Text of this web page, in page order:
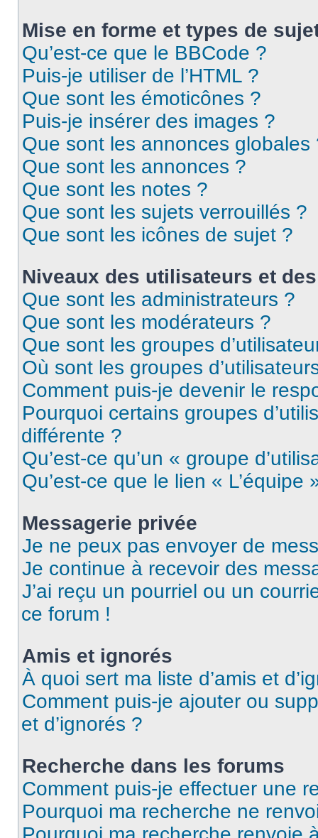
Mise en forme et types de
Qu’est-ce que le BBCode ?
Puis-je utiliser de l’HTML ?
Que sont les émoticônes ?
Puis-je insérer des images ?
Que sont les annonces globales
Que sont les annonces ?
Que sont les notes ?
Que sont les sujets verrouillés ?
Que sont les icônes de sujet ?
Niveaux des utilisateurs et
Que sont les administrateurs ?
Que sont les modérateurs ?
Que sont les groupes
Où sont les groupes
Comment puis-je devenir le
Pourquoi certains groupes
différente ?
Qu’est-ce qu’un « groupe
Qu’est-ce que le lien « L’équipe
Messagerie privée
Je ne peux pas envoyer de
Je continue à recevoir des
J’ai reçu un pourriel ou un
ce forum !
Amis et ignorés
À quoi sert ma liste d’amis et
Comment puis-je ajouter ou
et d’ignorés ?
Recherche dans les forums
Comment puis-je effectuer une
Pourquoi ma recherche ne